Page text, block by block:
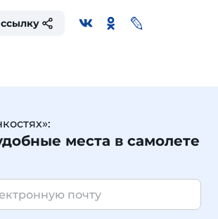
места в самолете